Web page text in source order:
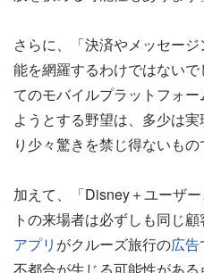
さらに、「決済やメッセー
能を網羅するわけではない
てのモバイルプラットフォ
ようとする野望は、多少は
り少々驚きを禁じ得ないもの
加えて、「Disney＋ユーザ
トの来場者は必ずしも同じ
アプリ がクルーズ旅行の広告